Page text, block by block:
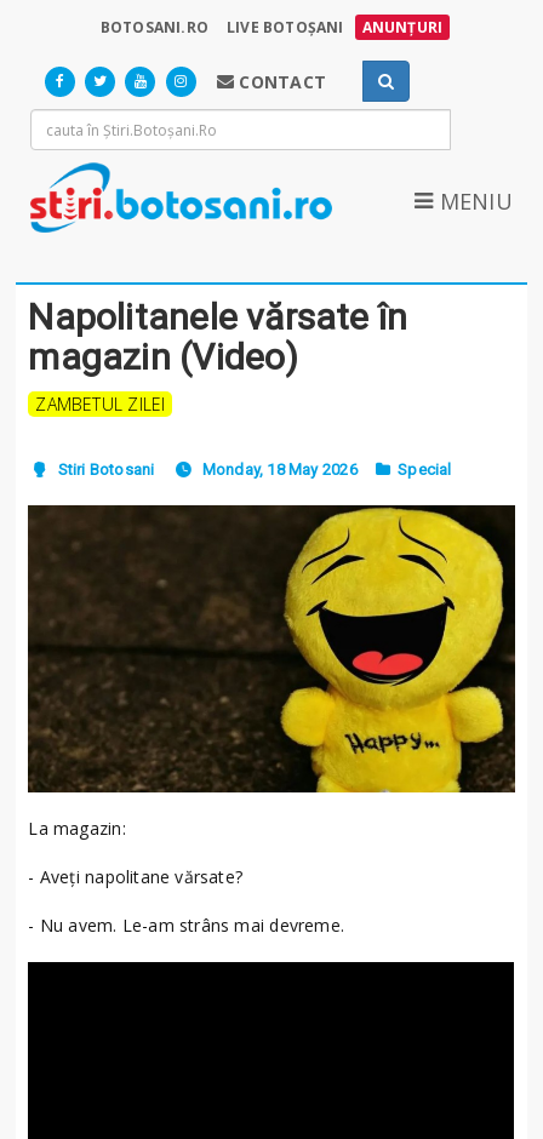
BOTOSANI.RO LIVE BOTOȘANI ANUNȚURI
CONTACT
MENIU
Napolitanele vărsate în
magazin (Video)
ZAMBETUL ZILEI
Stiri Botosani Monday, 18 May 2026 Special
La magazin:
- Aveți napolitane vărsate?
- Nu avem. Le-am strâns mai devreme.